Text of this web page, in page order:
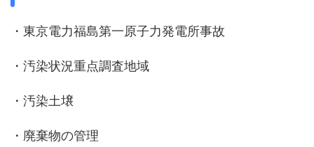
・東京電力福島第一原子力発電所事故
・汚染状況重点調査地域
・汚染土壌
・廃棄物の管理